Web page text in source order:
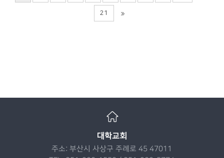
21
대학교회
주소: 부산시 사상구 주례로 45 47011